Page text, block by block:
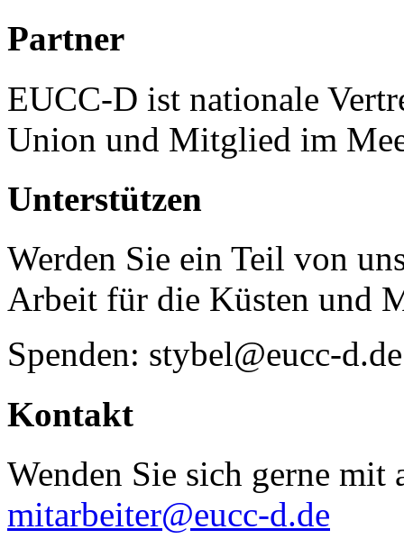
Partner
EUCC-D ist nationale
Union und Mitglied im
Unterstützen
Werden Sie ein Teil von
Arbeit für die Küsten und
Spenden: stybel@eucc-d.de
Kontakt
Wenden Sie sich gerne mit
mitarbeiter@eucc-d.de